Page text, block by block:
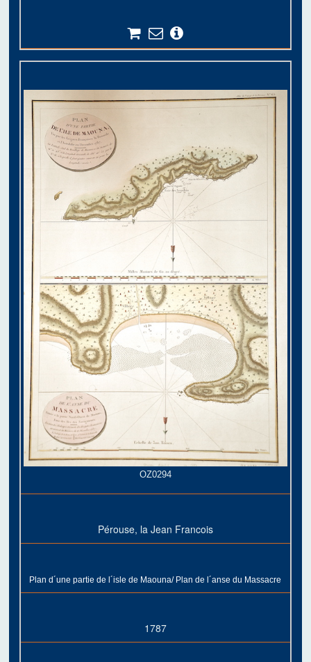
OZ0294
Pérouse, la Jean Francois
Plan d´une partie de l´isle de Maouna/ Plan de l´anse du Massacre
1787